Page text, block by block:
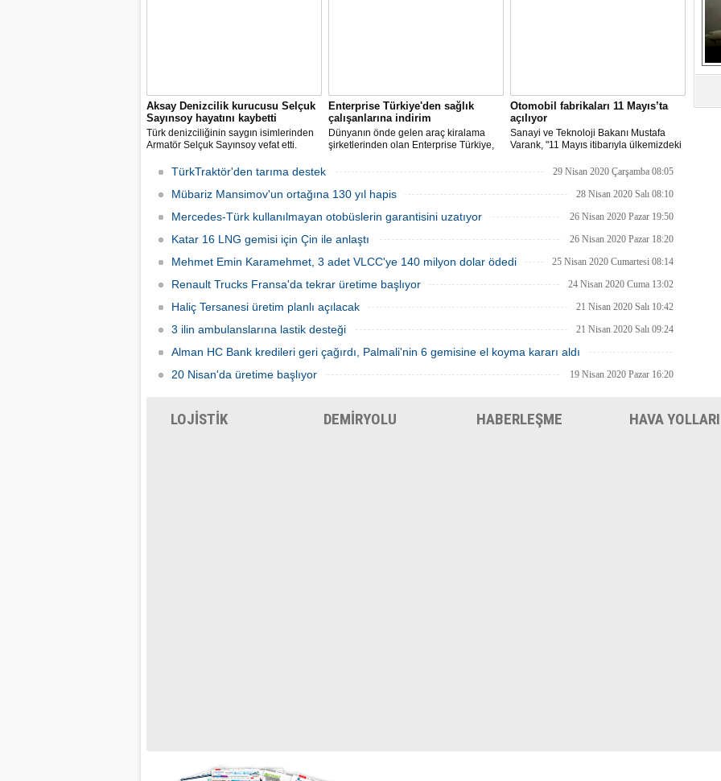
Aksay Denizcilik kurucusu Selçuk
Sayınsoy hayatını kaybetti
Türk denizciliğinin saygın isimlerinden
Armatör Selçuk Sayınsoy vefat etti.
Enterprise Türkiye'den sağlık
çalışanlarına indirim
Dünyanın önde gelen araç kiralama
şirketlerinden olan Enterprise Türkiye,
sağlık çalışanları ve toplu taşıma yerine
karşılamak isteyenler için indirimli
Otomobil fabrikaları 11 Mayıs’ta
açılıyor
Sanayi ve Teknoloji Bakanı Mustafa
Varank, "11 Mayıs itibarıyla ülkemizdeki
faaliyete başlamış olacak." dedi.
TürkTraktör'den tarıma destek 29 Nisan 2020 Çarşamba 08:05
Mübariz Mansimov'un ortağına 130 yıl hapis 28 Nisan 2020 Salı 08:10
Mercedes-Türk kullanılmayan otobüslerin garantisini uzatıyor 26 Nisan 2020 Pazar 19:50
Katar 16 LNG gemisi için Çin ile anlaştı 26 Nisan 2020 Pazar 18:20
Mehmet Emin Karamehmet, 3 adet VLCC'ye 140 milyon dolar ödedi 25 Nisan 2020 Cumartesi 08:14
Renault Trucks Fransa'da tekrar üretime başlıyor 24 Nisan 2020 Cuma 13:02
Haliç Tersanesi üretim planlı açılacak 21 Nisan 2020 Salı 10:42
3 ilin ambulanslarına lastik desteği 21 Nisan 2020 Salı 09:24
Alman HC Bank kredileri geri çağırdı, Palmali'nin 6 gemisine el koyma kararı aldı
20 Nisan 2020 Pazartesi 01:09
20 Nisan'da üretime başlıyor 19 Nisan 2020 Pazar 16:20
LOJİSTİK DEMİRYOLU HABERLEŞME HAVA YOLLARI